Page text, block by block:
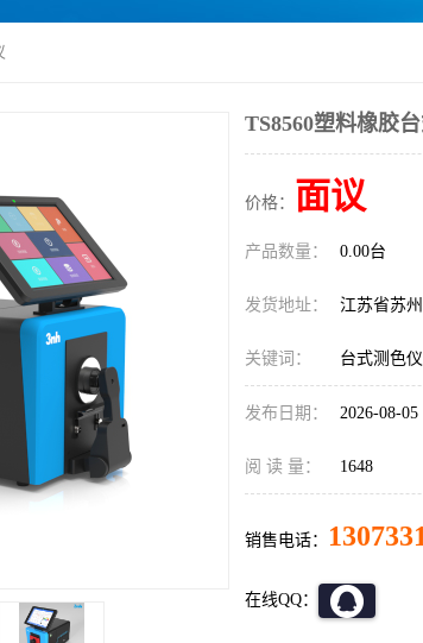
TS8560塑料橡胶
价格： 面议
产品数量： 0.00台
发货地址： 江苏省苏
关键词： 台式测色
发布日期： 2026-08-05
阅 读 量： 1648
销售电话：
在线QQ：